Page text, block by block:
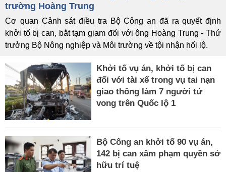
trường Hoàng Trung
Cơ quan Cảnh sát điều tra Bộ Công an đã ra quyết định
khởi tố bị can, bắt tạm giam đối với ông Hoàng Trung - Thứ
trưởng Bộ Nông nghiệp và Môi trường về tội nhận hối lộ.
Khởi tố vụ án, khởi tố bị can
đối với tài xế trong vụ tai nạn
giao thông làm 7 người tử
vong trên Quốc lộ 1
Bộ Công an khởi tố 90 vụ án,
142 bị can xâm phạm quyền sở
hữu trí tuệ